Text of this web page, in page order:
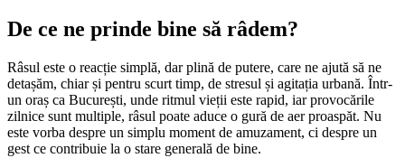
De ce ne prinde bine să râdem?
Râsul este o reacție simplă, dar plină de putere, care ne ajută să ne
detașăm, chiar și pentru scurt timp, de stresul și agitația urbană. Într-
un oraș ca București, unde ritmul vieții este rapid, iar provocările
zilnice sunt multiple, râsul poate aduce o gură de aer proaspăt. Nu
este vorba despre un simplu moment de amuzament, ci despre un
gest ce contribuie la o stare generală de bine.